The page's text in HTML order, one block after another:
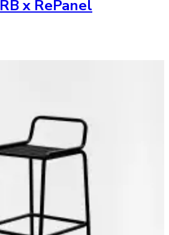
RB x RePanel